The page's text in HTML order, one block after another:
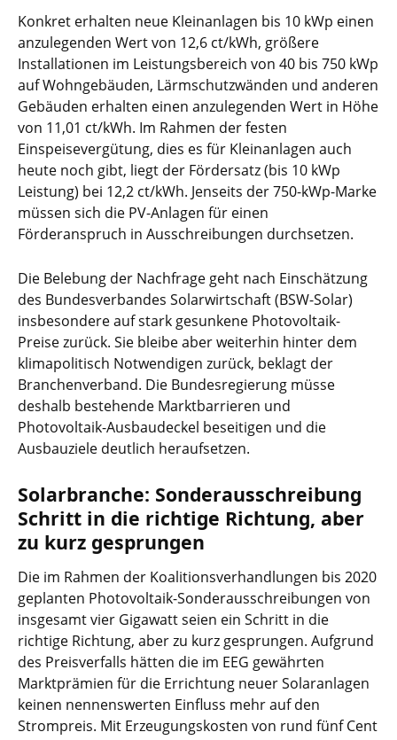
Konkret erhalten neue Kleinanlagen bis 10 kWp einen
anzulegenden Wert von 12,6 ct/kWh, größere
Installationen im Leistungsbereich von 40 bis 750 kWp
auf Wohngebäuden, Lärmschutzwänden und anderen
Gebäuden erhalten einen anzulegenden Wert in Höhe
von 11,01 ct/kWh. Im Rahmen der festen
Einspeisevergütung, dies es für Kleinanlagen auch
heute noch gibt, liegt der Fördersatz (bis 10 kWp
Leistung) bei 12,2 ct/kWh. Jenseits der 750-kWp-Marke
müssen sich die PV-Anlagen für einen
Förderanspruch in Ausschreibungen durchsetzen.
Die Belebung der Nachfrage geht nach Einschätzung
des Bundesverbandes Solarwirtschaft (BSW-Solar)
insbesondere auf stark gesunkene Photovoltaik-
Preise zurück. Sie bleibe aber weiterhin hinter dem
klimapolitisch Notwendigen zurück, beklagt der
Branchenverband. Die Bundesregierung müsse
deshalb bestehende Marktbarrieren und
Photovoltaik-Ausbaudeckel beseitigen und die
Ausbauziele deutlich heraufsetzen.
Solarbranche: Sonderausschreibung
Schritt in die richtige Richtung, aber
zu kurz gesprungen
Die im Rahmen der Koalitionsverhandlungen bis 2020
geplanten Photovoltaik-Sonderausschreibungen von
insgesamt vier Gigawatt seien ein Schritt in die
richtige Richtung, aber zu kurz gesprungen. Aufgrund
des Preisverfalls hätten die im EEG gewährten
Marktprämien für die Errichtung neuer Solaranlagen
keinen nennenswerten Einfluss mehr auf den
Strompreis. Mit Erzeugungskosten von rund fünf Cent